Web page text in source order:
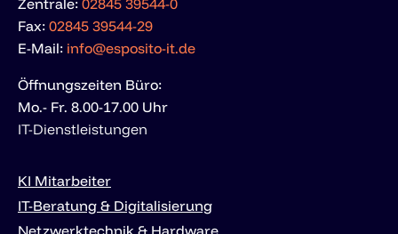
Zentrale: 02845 39544-0
Fax: 02845 39544-29
E-Mail: info@esposito-it.de
Öffnungszeiten Büro:
Mo.- Fr. 8.00-17.00 Uhr
IT-Dienstleistungen
KI Mitarbeiter
IT-Beratung & Digitalisierung